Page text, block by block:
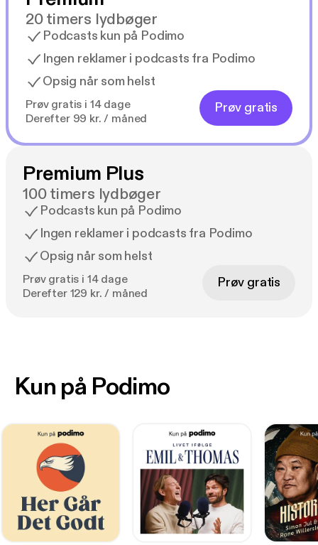
20 timers lydbøger
Podcasts kun på Podimo
Ingen reklamer i podcasts fra Podimo
Opsig når som helst
Prøv gratis i 14 dage
Derefter 99 kr. / måned
Prøv gratis
Premium Plus
100 timers lydbøger
Podcasts kun på Podimo
Ingen reklamer i podcasts fra Podimo
Opsig når som helst
Prøv gratis i 14 dage
Derefter 129 kr. / måned
Prøv gratis
Kun på Podimo